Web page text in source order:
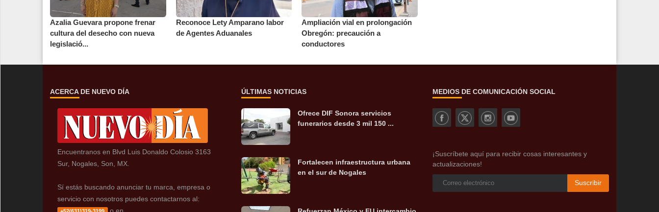
Azalia Guevara propone frenar
cultura del desecho con nueva
legislació...
Reconoce Lety Amparano labor
de Agentes Aduanales
Ampliación vial en prolongación
Obregón: precaución a
conductores
ACERCA DE NUEVO DÍA
Encuentranos en Blvd Luis Donaldo Colosio 3163
Sur, Nogales, Son, MX.
Sí estás buscando anunciar tu marca, empresa o
servicio con nosotros puedes contactarnos al:
+52(631)319-3199 o en
ÚLTIMAS NOTICIAS
Ofrece DIF Sonora servicios
funerarios desde 3 mil 150 ...
Fortalecen infraestructura urbana
en el sur de Nogales
MEDIOS DE COMUNICACIÓN SOCIAL
¡Suscríbete aquí para recibir cosas interesantes y
actualizaciones!
Suscribir